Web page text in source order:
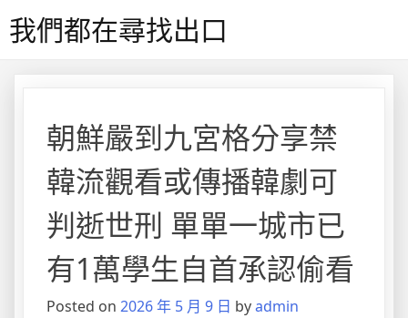
to我們都在尋找出口
朝鮮嚴到九宮格分享禁
韓流觀看或傳播韓劇可
判逝世刑 單單一城市已
有1萬學生自首承認偷看
Posted on 2026 年 5 月 9 日 byadmin